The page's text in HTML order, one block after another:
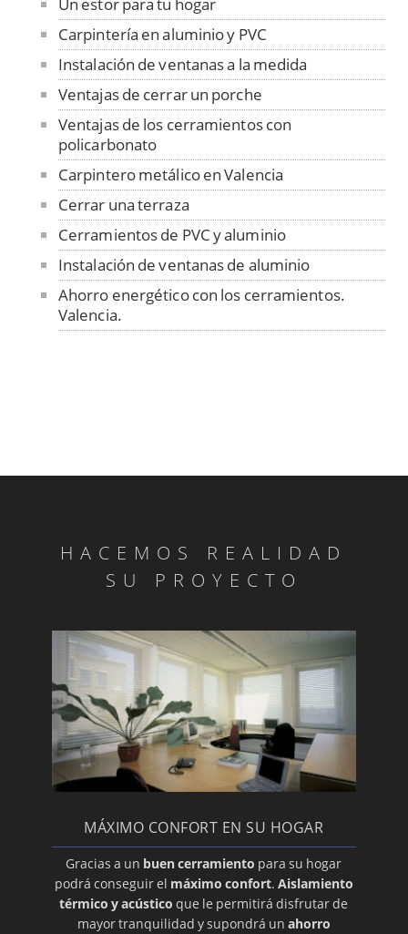
Carpintería en aluminio y PVC
Instalación de ventanas a la medida
Ventajas de cerrar un porche
Ventajas de los cerramientos con
policarbonato
Carpintero metálico en Valencia
Cerrar una terraza
Cerramientos de PVC y aluminio
Instalación de ventanas de aluminio
Ahorro energético con los cerramientos.
Valencia.
HACEMOS REALIDAD
SU PROYECTO
MÁXIMO CONFORT EN SU HOGAR
Gracias a un buen cerramiento para su hogar
podrá conseguir el máximo confort. Aislamiento
térmico y acústico que le permitirá disfrutar de
mayor tranquilidad y supondrá un ahorro